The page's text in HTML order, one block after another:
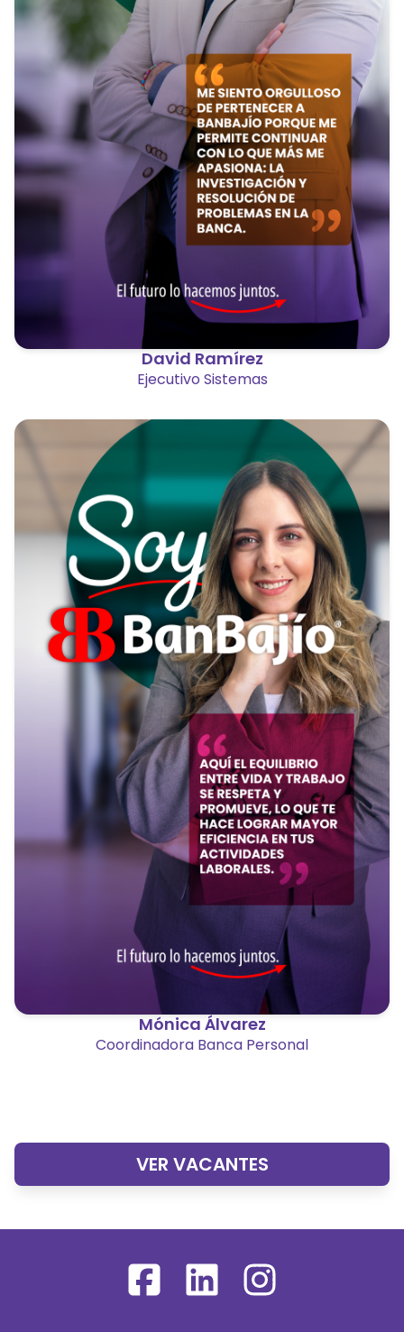
David Ramírez
Ejecutivo Sistemas
Mónica Álvarez
Coordinadora Banca Personal
VER VACANTES